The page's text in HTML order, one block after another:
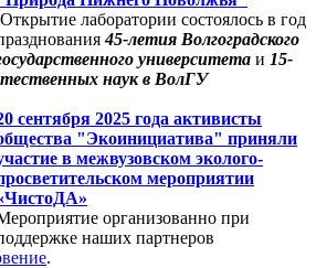
Открытие лаборатории состоялось в год
45-летия Волгоградского
университета и 15-
наук в ВолГУ
сентября 2025 года активисты
"Экоинициатива" приняли
в межвузовском эколого-
мероприятии
организованно при
наших партнеров
.